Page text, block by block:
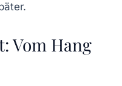
Vom Hang